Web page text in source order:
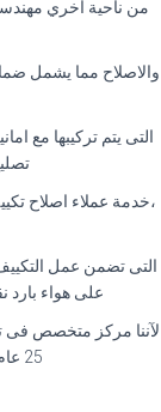
من ناحية اخري
والاصلاح مما يشمل
التى يتم تركيبها مع
،خدمة عملاء اصلاح
التى تضمن عمل
على هواء بارد
لآننا مركز متخصص فى
25 عام متواصلة فى صيانة التكييف فى مصر.